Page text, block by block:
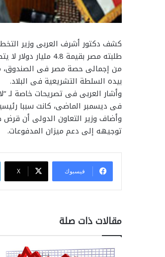
كشف دكتور أشرف العربى وزير
من إجمالى حصة مصر فى الصندوق،
بيده السلطة التشريعية فى البلاد.
وأشار العربى فى تصريحات خاصة لـ
فى ديسمبر الماضى، كانت سببا
وأضاف وزير التعاون الدولى أن
توجيهه إلى دعم ميزان المدفوعات.
فيسبوك ‫X
مقالات ذات صلة